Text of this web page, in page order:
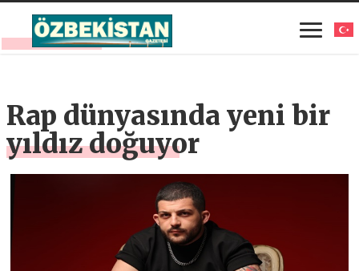
Rap dünyasında yeni bir
yıldız doğuyor